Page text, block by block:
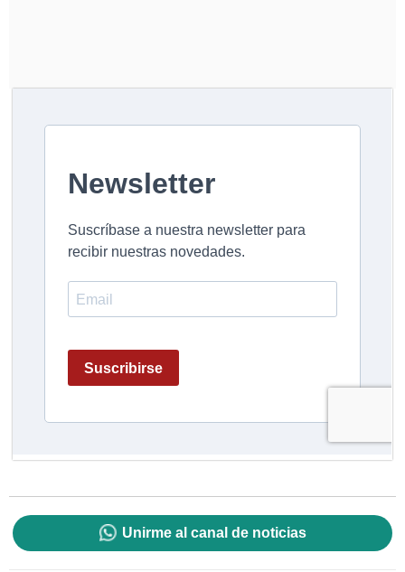
Unirme al canal de noticias